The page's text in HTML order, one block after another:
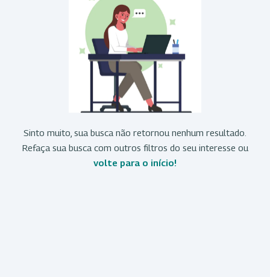
Sinto muito, sua busca não retornou nenhum resultado.
Refaça sua busca com outros filtros do seu interesse ou
volte para o início!